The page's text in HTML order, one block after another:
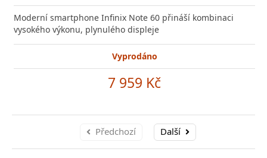
Moderní smartphone Infinix Note 60 přináší kombinaci
vysokého výkonu, plynulého displeje
Vyprodáno
7 959 Kč
Předchozí Další